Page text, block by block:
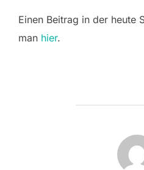
Einen Beitrag in der heute
man hier.